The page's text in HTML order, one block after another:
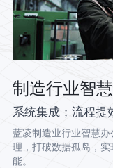
制造行业智
系统集成；流程提
蓝凌制造业行业智慧
理，打破数据孤岛，
能。